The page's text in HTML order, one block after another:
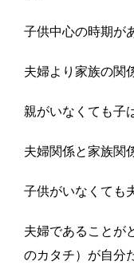
子供中心の時期が
夫婦より家族の関
親がいなくても子
夫婦関係と家族関
子供がいなくても
夫婦であることが
のカタチ）が自分